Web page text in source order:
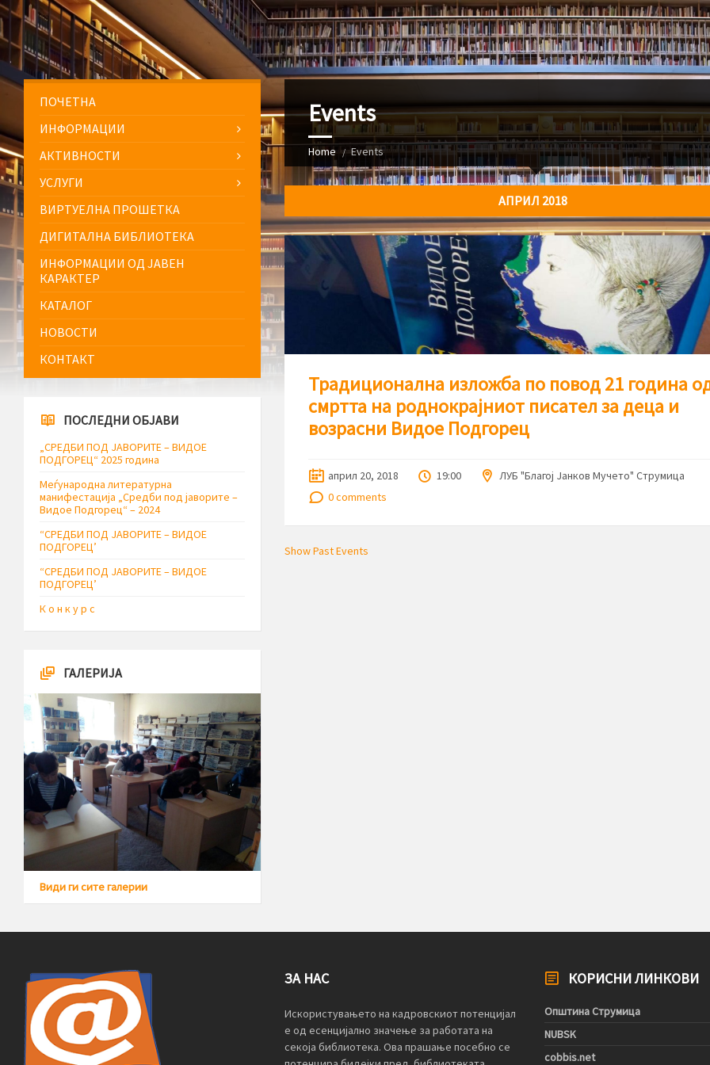
Events
Home Events
АПРИЛ 2018
Традиционална изложба по повод 21 година
смртта на роднокрајниот писател за деца и
возрасни Видое Подгорец
април 20, 2018 19:00
ЛУБ "Благој Јанков Мучето" Струмица
0 comments
Show Past Events
ПОЧЕТНА
ИНФОРМАЦИИ
АКТИВНОСТИ
УСЛУГИ
ВИРТУЕЛНА ПРОШЕТКА
ДИГИТАЛНА БИБЛИОТЕКА
ИНФОРМАЦИИ ОД ЈАВЕН
КАРАКТЕР
КАТАЛОГ
НОВОСТИ
КОНТАКТ
ПОСЛЕДНИ ОБЈАВИ
„СРЕДБИ ПОД ЈАВОРИТЕ – ВИДОЕ
ПОДГОРЕЦ“ 2025 година
Меѓународна литературна
манифестација „Средби под јаворите –
Видое Подгорец“ – 2024
“СРЕДБИ ПОД ЈАВОРИТЕ – ВИДОЕ
ПОДГОРЕЦ’
“СРЕДБИ ПОД ЈАВОРИТЕ – ВИДОЕ
ПОДГОРЕЦ’
К о н к у р с
ГАЛЕРИЈА
Види ги сите галерии
ЗА НАС
Искористувањето на кадровскиот потенцијал
е од есенцијално значење за работата на
секоја библиотека. Ова прашање посебно се
КОРИСНИ ЛИНКОВИ
Општина Струмица
NUBSK
cobbis.net